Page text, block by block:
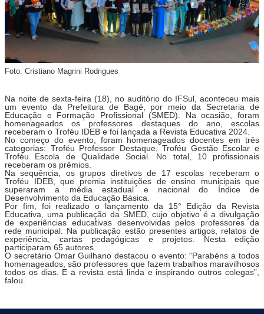
Foto: Cristiano Magrini Rodrigues
Na noite de sexta-feira (18), no auditório do IFSul, aconteceu mais
um evento da Prefeitura de Bagé, por meio da Secretaria de
Educação e Formação Profissional (SMED). Na ocasião, foram
homenageados os professores destaques do ano, escolas
receberam o Troféu IDEB e foi lançada a Revista Educativa 2024.
No começo do evento, foram homenageados docentes em três
categorias: Troféu Professor Destaque, Troféu Gestão Escolar e
Troféu Escola de Qualidade Social. No total, 10 profissionais
receberam os prêmios.
Na sequência, os grupos diretivos de 17 escolas receberam o
Troféu IDEB, que premia instituições de ensino municipais que
superaram a média estadual e nacional do Índice de
Desenvolvimento da Educação Básica.
Por fim, foi realizado o lançamento da 15° Edição da Revista
Educativa, uma publicação da SMED, cujo objetivo é a divulgação
de experiências educativas desenvolvidas pelos professores da
rede municipal. Na publicação estão presentes artigos, relatos de
experiência, cartas pedagógicas e projetos. Nesta edição
participaram 65 autores.
O secretário Omar Guilhano destacou o evento: “Parabéns a todos
homenageados, são professores que fazem trabalhos maravilhosos
todos os dias. E a revista está linda e inspirando outros colegas”,
falou.